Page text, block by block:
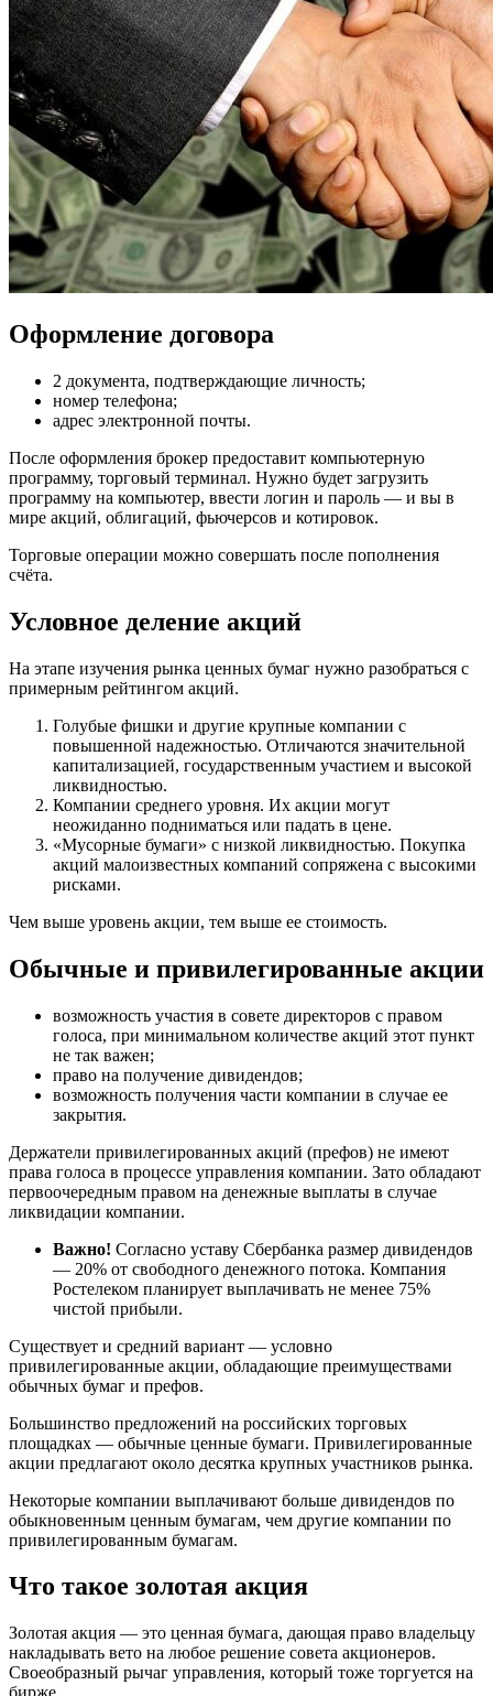
Оформление договора
2 документа, подтверждающие личность;
номер телефона;
адрес электронной почты.
После оформления брокер предоставит компьютерную
программу, торговый терминал. Нужно будет загрузить
программу на компьютер, ввести логин и пароль — и вы в
мире акций, облигаций, фьючерсов и котировок.
Торговые операции можно совершать после пополнения
счёта.
Условное деление акций
На этапе изучения рынка ценных бумаг нужно разобраться с
примерным рейтингом акций.
Голубые фишки и другие крупные компании с
повышенной надежностью. Отличаются значительной
капитализацией, государственным участием и высокой
ликвидностью.
Компании среднего уровня. Их акции могут
неожиданно подниматься или падать в цене.
«Мусорные бумаги» с низкой ликвидностью. Покупка
акций малоизвестных компаний сопряжена с высокими
рисками.
Чем выше уровень акции, тем выше ее стоимость.
Обычные и привилегированные акции
возможность участия в совете директоров с правом
голоса, при минимальном количестве акций этот пункт
не так важен;
право на получение дивидендов;
возможность получения части компании в случае ее
закрытия.
Держатели привилегированных акций (префов) не имеют
права голоса в процессе управления компании. Зато обладают
первоочередным правом на денежные выплаты в случае
ликвидации компании.
Важно! Согласно уставу Сбербанка размер дивидендов
— 20% от свободного денежного потока. Компания
Ростелеком планирует выплачивать не менее 75%
чистой прибыли.
Существует и средний вариант — условно
привилегированные акции, обладающие преимуществами
обычных бумаг и префов.
Большинство предложений на российских торговых
площадках — обычные ценные бумаги. Привилегированные
акции предлагают около десятка крупных участников рынка.
Некоторые компании выплачивают больше дивидендов по
обыкновенным ценным бумагам, чем другие компании по
привилегированным бумагам.
Что такое золотая акция
Золотая акция — это ценная бумага, дающая право владельцу
накладывать вето на любое решение совета акционеров.
Своеобразный рычаг управления, который тоже торгуется на